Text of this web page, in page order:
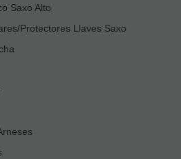
Saxo Alto
Protectores Llaves Saxo